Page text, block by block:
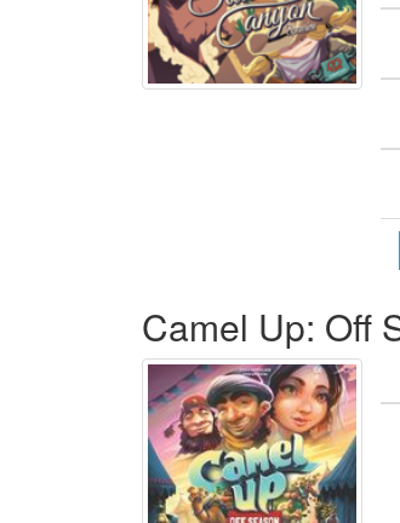
Camel Up: Off